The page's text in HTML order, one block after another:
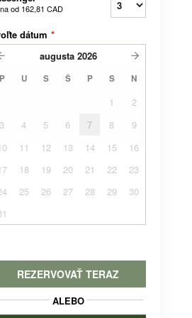
od 162,81 CAD
dátum *
augusta 2026
U S Š P S N
1
2
3
4 5 6 7 8
9
11 12 13 14 15
16
18 19 20 21 22
23
25 26 27 28 29
30
REZERVOVAŤ TERAZ
ALEBO